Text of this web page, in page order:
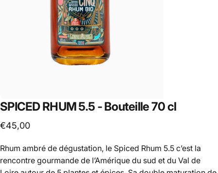
SPICEDRHUM5.5 -Bouteille70cl
€45,00
Rhum ambré de dégustation, le Spiced Rhum 5.5 c’est la
rencontre gourmande de l’Amérique du sud et du Val de